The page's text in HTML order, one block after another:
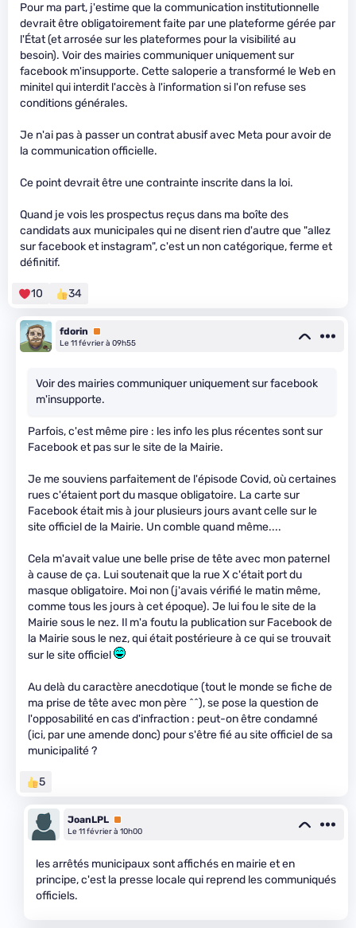
Pour ma part, j'estime que la communication institutionnelle
devrait être obligatoirement faite par une plateforme gérée par
l'État (et arrosée sur les plateformes pour la visibilité au
besoin). Voir des mairies communiquer uniquement sur
facebook m'insupporte. Cette saloperie a transformé le Web en
minitel qui interdit l'accès à l'information si l'on refuse ses
conditions générales.
Je n'ai pas à passer un contrat abusif avec Meta pour avoir de
la communication officielle.
Ce point devrait être une contrainte inscrite dans la loi.
Quand je vois les prospectus reçus dans ma boîte des
candidats aux municipales qui ne disent rien d'autre que "allez
sur facebook et instagram", c'est un non catégorique, ferme et
définitif.
10 34
fdorin
Premium
Le 11 février à 09h55
Voir des mairies communiquer uniquement sur facebook
m'insupporte.
Parfois, c'est même pire : les info les plus récentes sont sur
Facebook et pas sur le site de la Mairie.
Je me souviens parfaitement de l'épisode Covid, où certaines
rues c'étaient port du masque obligatoire. La carte sur
Facebook était mis à jour plusieurs jours avant celle sur le
site officiel de la Mairie. Un comble quand même....
Cela m'avait value une belle prise de tête avec mon paternel
à cause de ça. Lui soutenait que la rue X c'était port du
masque obligatoire. Moi non (j'avais vérifié le matin même,
comme tous les jours à cet époque). Je lui fou le site de la
Mairie sous le nez. Il m'a foutu la publication sur Facebook de
la Mairie sous le nez, qui était postérieure à ce qui se trouvait
sur le site officiel
Au delà du caractère anecdotique (tout le monde se fiche de
ma prise de tête avec mon père ^^), se pose la question de
l'opposabilité en cas d'infraction : peut-on être condamné
(ici, par une amende donc) pour s'être fié au site officiel de sa
municipalité ?
5
JoanLPL Premium
Le 11 février à 10h00
les arrêtés municipaux sont affichés en mairie et en
principe, c'est la presse locale qui reprend les communiqués
officiels.